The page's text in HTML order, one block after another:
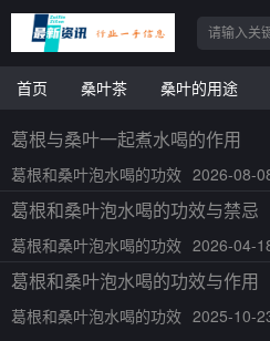
首页 桑叶茶 桑叶的用途
葛根与桑叶一起煮水喝的作用
葛根和桑叶泡水喝的功效 2026-08-
葛根和桑叶泡水喝的功效与禁忌
葛根和桑叶泡水喝的功效 2026-04-
葛根和桑叶泡水喝的功效与作用
葛根和桑叶泡水喝的功效 2025-10-